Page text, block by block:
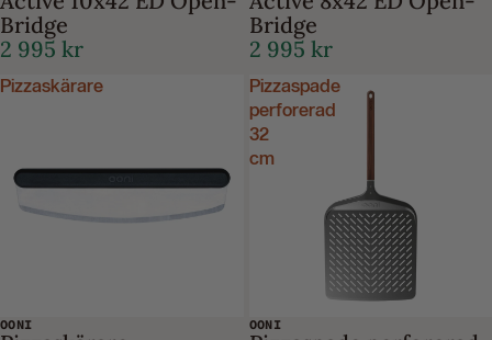
Bridge
2 995 kr
Bridge
2 995 kr
Pizzaskärare
OONI
Pizzaspade
perforerad
32
cm
OONI